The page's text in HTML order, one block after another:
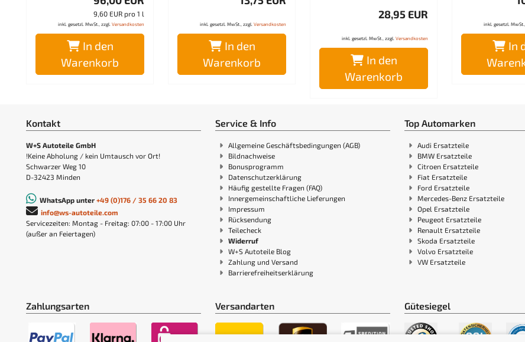
9,60 EUR pro 1 l
inkl. gesetzl. MwSt., zzgl. Versandkosten
In den
Warenkorb
inkl. gesetzl. MwSt., zzgl. Versandkosten
In den
Warenkorb
28,95 EUR
inkl. gesetzl. MwSt., zzgl. Versandkosten
In den
Warenkorb
inkl. gesetzl.
In
Kontakt
W+S Autoteile GmbH
!Keine Abholung / kein Umtausch vor Ort!
Schwarzer Weg 10
D-32423 Minden
WhatsApp unter +49 (0)176 / 35 66 20 83
info@ws-autoteile.com
Servicezeiten: Montag - Freitag: 07:00 - 17:00 Uhr
(außer an Feiertagen)
Service & Info
Allgemeine Geschäftsbedingungen (AGB)
Bildnachweise
Bonusprogramm
Datenschutzerklärung
Häufig gestellte Fragen (FAQ)
Innergemeinschaftliche Lieferungen
Impressum
Rücksendung
Teilecheck
Widerruf
W+S Autoteile Blog
Zahlung und Versand
Barrierefreiheitserklärung
Top Automarken
Audi Ersatzteile
BMW Ersatzteile
Citroen Ersatzteile
Fiat Ersatzteile
Ford Ersatzteile
Mercedes-Benz Ersatzteile
Opel Ersatzteile
Peugeot Ersatzteile
Renault Ersatzteile
Skoda Ersatzteile
Volvo Ersatzteile
VW Ersatzteile
Zahlungsarten Versandarten Gütesiegel